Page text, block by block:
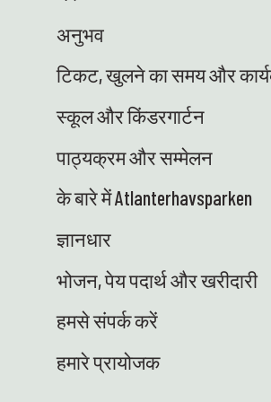
अनुभव
टिकट, खुलने का समय और
स्कूल और किंडरगार्टन
पाठ्यक्रम और सम्मेलन
के बारे में Atlanterhavsparken
ज्ञानधार
भोजन, पेय पदार्थ और खरीदारी
हमसे संपर्क करें
हमारे प्रायोजक